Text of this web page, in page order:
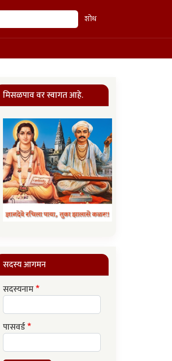
शोध
मिसळपाव वर स्वागत आहे.
सदस्य आगमन
सदस्यनाम
पासवर्ड